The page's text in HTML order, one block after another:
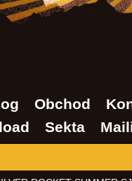
Obchod
Sekta